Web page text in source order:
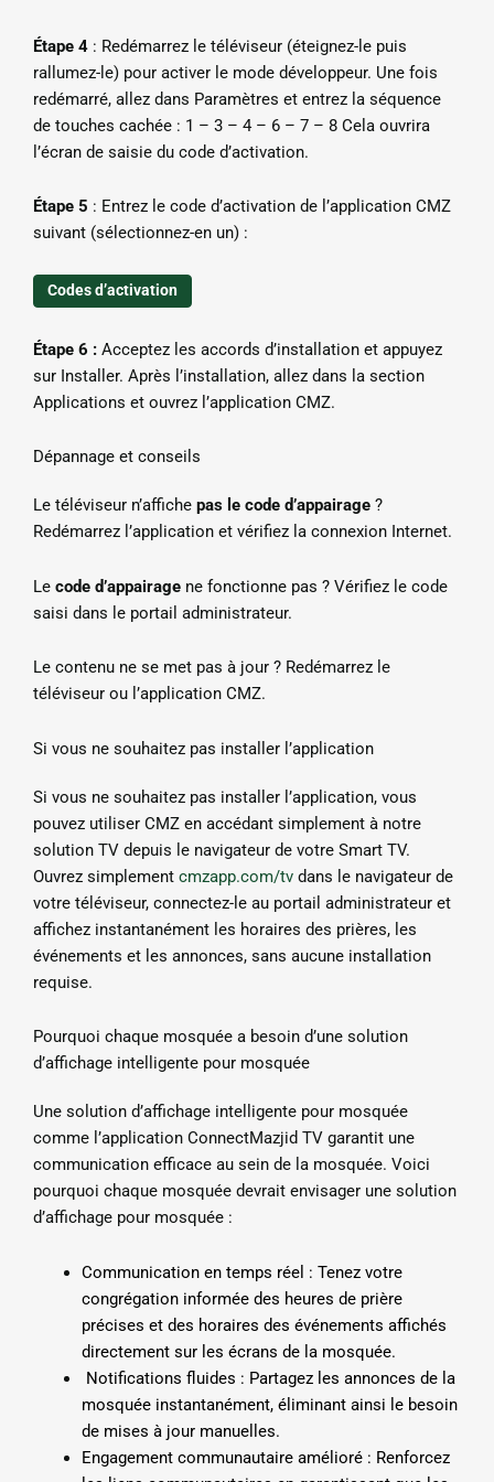
Étape 4 : Redémarrez le téléviseur (éteignez-le puis
rallumez-le) pour activer le mode développeur. Une fois
redémarré, allez dans Paramètres et entrez la séquence
de touches cachée : 1 – 3 – 4 – 6 – 7 – 8 Cela ouvrira
l’écran de saisie du code d’activation.
Étape 5 : Entrez le code d’activation de l’application CMZ
suivant (sélectionnez-en un) :
Codes d’activation
Étape 6 : Acceptez les accords d’installation et appuyez
sur Installer. Après l’installation, allez dans la section
Applications et ouvrez l’application CMZ.
Dépannage et conseils
Le téléviseur n’affiche pas le code d’appairage ?
Redémarrez l’application et vérifiez la connexion Internet.
Le code d’appairage ne fonctionne pas ? Vérifiez le code
saisi dans le portail administrateur.
Le contenu ne se met pas à jour ? Redémarrez le
téléviseur ou l’application CMZ.
Si vous ne souhaitez pas installer l’application
Si vous ne souhaitez pas installer l’application, vous
pouvez utiliser CMZ en accédant simplement à notre
solution TV depuis le navigateur de votre Smart TV.
Ouvrez simplement cmzapp.com/tv dans le navigateur de
votre téléviseur, connectez-le au portail administrateur et
affichez instantanément les horaires des prières, les
événements et les annonces, sans aucune installation
requise.
Pourquoi chaque mosquée a besoin d’une solution
d’affichage intelligente pour mosquée
Une solution d’affichage intelligente pour mosquée
comme l’application ConnectMazjid TV garantit une
communication efficace au sein de la mosquée. Voici
pourquoi chaque mosquée devrait envisager une solution
d’affichage pour mosquée :
Communication en temps réel : Tenez votre
congrégation informée des heures de prière
précises et des horaires des événements affichés
directement sur les écrans de la mosquée.
Notifications fluides : Partagez les annonces de la
mosquée instantanément, éliminant ainsi le besoin
de mises à jour manuelles.
Engagement communautaire amélioré : Renforcez